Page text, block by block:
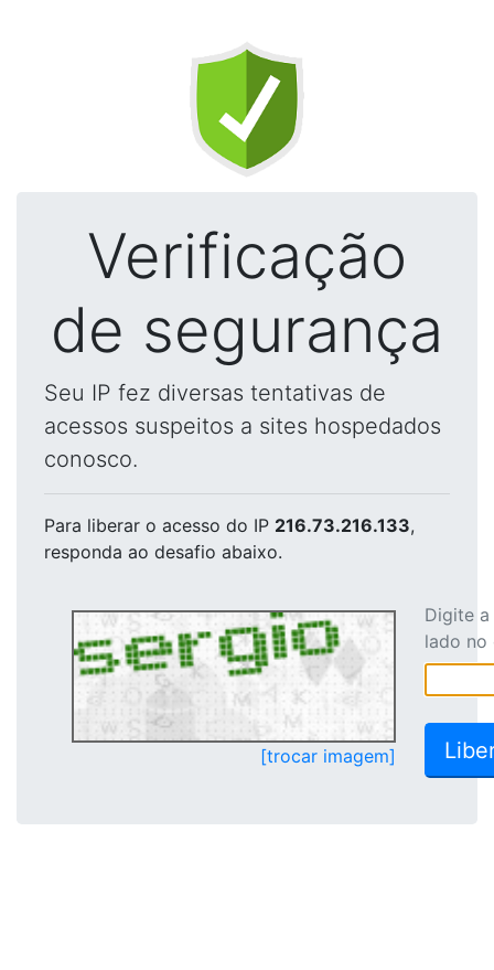
Verificação
de segurança
Seu IP fez diversas tentativas de
acessos suspeitos a sites hospedados
conosco.
Para liberar o acesso do IP 216.73.216.133,
responda ao desafio abaixo.
[trocar imagem]
Digite
lado no